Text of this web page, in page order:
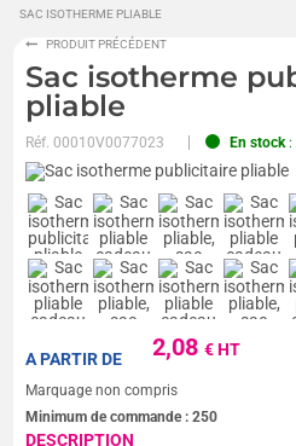
SAC ISOTHERME PLIABLE
PRODUIT PRÉCÉDENT
Sac isotherme
pliable
Réf.00010V0077023 En stock:
2,08€ HT
A PARTIR DE
Marquage non compris
Minimum de commande :250
DESCRIPTION